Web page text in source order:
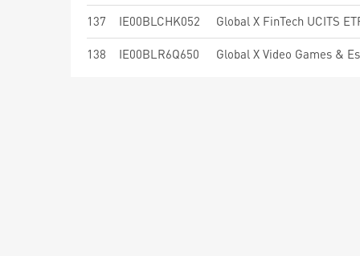
137 IE00BLCHK052 Global X FinTech UCITS
138 IE00BLR6Q650 Global X Video Games &